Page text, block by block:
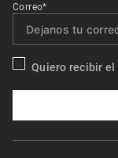
Correo*
Quiero recibir